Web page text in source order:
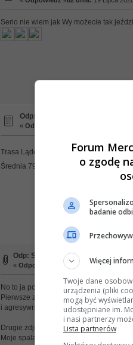
Serio nie wiem jak Wy możecie tak
Odp: Spalanie, Mercedes W212...
« Odpowiedź #83 dnia:
Trasa Lądek Zdrój - Świnoujście, wiec
Średnia 79 km/godz. to chyba nie tak
Odp: Spalanie, Mercedes W212...
« Odpowiedź #84 dnia: 26 Lipca 2020,
No to ja podzielę się swoim spalaniem
Pierwsze zdjęcie trasa Holandia –
i agresywne wyprzedzanie i depa kiedy
Drugie zdjęcie to jazda spokojna bez
Moje spalanie potwierdzam, zgadza się
Forum
o zgodę
badanie
Więcej
Twoje dane
urządzenia (pliki
mogą być
udostępniane im.
i nasi partnerzy
Lista partnerów